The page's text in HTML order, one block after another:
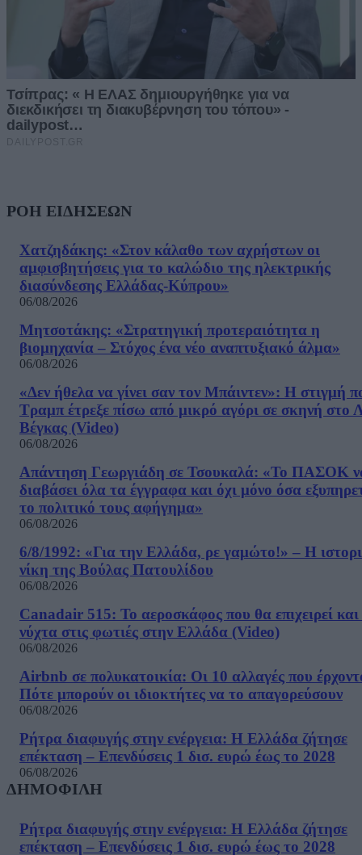
ΡΟΗ ΕΙΔΗΣΕΩΝ
Χατζηδάκης: «Στον κάλαθο των αχρήστων οι
αμφισβητήσεις για το καλώδιο της ηλεκτρικής
διασύνδεσης Ελλάδας-Κύπρου»
06/08/2026
Μητσοτάκης: «Στρατηγική προτεραιότητα η
βιομηχανία – Στόχος ένα νέο αναπτυξιακό άλμα»
06/08/2026
«Δεν ήθελα να γίνει σαν τον Μπάιντεν»: Η στιγμή
Τραμπ έτρεξε πίσω από μικρό αγόρι σε σκηνή στο
Βέγκας (Video)
06/08/2026
Απάντηση Γεωργιάδη σε Τσουκαλά: «Το ΠΑΣΟΚ
διαβάσει όλα τα έγγραφα και όχι μόνο όσα
το πολιτικό τους αφήγημα»
06/08/2026
6/8/1992: «Για την Ελλάδα, ρε γαμώτο!» – Η
νίκη της Βούλας Πατουλίδου
06/08/2026
Canadair 515: Το αεροσκάφος που θα επιχειρεί
νύχτα στις φωτιές στην Ελλάδα (Video)
06/08/2026
Airbnb σε πολυκατοικία: Οι 10 αλλαγές που
Πότε μπορούν οι ιδιοκτήτες να το απαγορεύσουν
06/08/2026
Ρήτρα διαφυγής στην ενέργεια: Η Ελλάδα ζήτησε
επέκταση – Επενδύσεις 1 δισ. ευρώ έως το 2028
06/08/2026
ΔΗΜΟΦΙΛΗ
Ρήτρα διαφυγής στην ενέργεια: Η Ελλάδα ζήτησε
επέκταση – Επενδύσεις 1 δισ. ευρώ έως το 2028